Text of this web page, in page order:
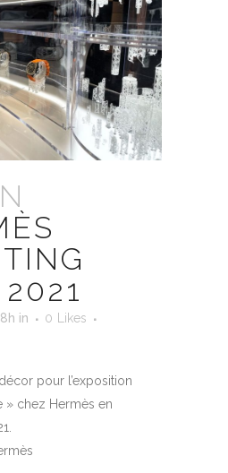
in 0
Likes
pour l’exposition
» chez Hermès en